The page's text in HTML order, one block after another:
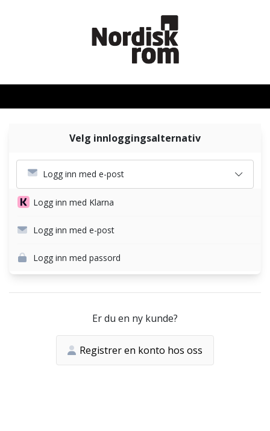
Velg innloggingsalternativ
Logg inn med e-post
Logg inn med Klarna
Logg inn med e-post
Logg inn med passord
Er du en ny kunde?
Registrer en konto hos oss